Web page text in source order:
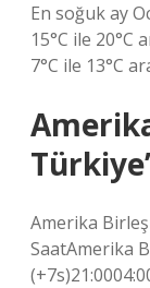
En soğuk ay
15°C ile 20°C
7°C ile 13°C
Amerika
SaatAmerika